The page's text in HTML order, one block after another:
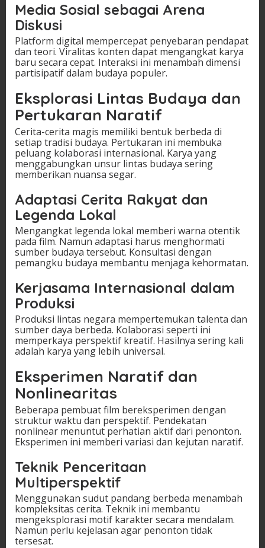
Media Sosial sebagai Arena
Diskusi
Platform digital mempercepat penyebaran pendapat
dan teori. Viralitas konten dapat mengangkat karya
baru secara cepat. Interaksi ini menambah dimensi
partisipatif dalam budaya populer.
Eksplorasi Lintas Budaya dan
Pertukaran Naratif
Cerita-cerita magis memiliki bentuk berbeda di
setiap tradisi budaya. Pertukaran ini membuka
peluang kolaborasi internasional. Karya yang
menggabungkan unsur lintas budaya sering
memberikan nuansa segar.
Adaptasi Cerita Rakyat dan
Legenda Lokal
Mengangkat legenda lokal memberi warna otentik
pada film. Namun adaptasi harus menghormati
sumber budaya tersebut. Konsultasi dengan
pemangku budaya membantu menjaga kehormatan.
Kerjasama Internasional dalam
Produksi
Produksi lintas negara mempertemukan talenta dan
sumber daya berbeda. Kolaborasi seperti ini
memperkaya perspektif kreatif. Hasilnya sering kali
adalah karya yang lebih universal.
Eksperimen Naratif dan
Nonlinearitas
Beberapa pembuat film bereksperimen dengan
struktur waktu dan perspektif. Pendekatan
nonlinear menuntut perhatian aktif dari penonton.
Eksperimen ini memberi variasi dan kejutan naratif.
Teknik Penceritaan
Multiperspektif
Menggunakan sudut pandang berbeda menambah
kompleksitas cerita. Teknik ini membantu
mengeksplorasi motif karakter secara mendalam.
Namun perlu kejelasan agar penonton tidak
tersesat.